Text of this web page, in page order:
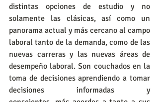
distintas opciones de estudio y no
solamente las clásicas, así como un
panorama actual y más cercano al campo
laboral tanto de la demanda, como de las
nuevas carreras y las nuevas áreas de
desempeño laboral. Son couchados en la
toma de decisiones aprendiendo a tomar
decisiones informadas y